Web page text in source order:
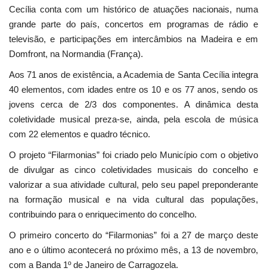
Cecília conta com um histórico de atuações nacionais, numa
grande parte do país, concertos em programas de rádio e
televisão, e participações em intercâmbios na Madeira e em
Domfront, na Normandia (França).
Aos 71 anos de existência, a Academia de Santa Cecília integra
40 elementos, com idades entre os 10 e os 77 anos, sendo os
jovens cerca de 2/3 dos componentes. A dinâmica desta
coletividade musical preza-se, ainda, pela escola de música
com 22 elementos e quadro técnico.
O projeto “Filarmonias” foi criado pelo Município com o objetivo
de divulgar as cinco coletividades musicais do concelho e
valorizar a sua atividade cultural, pelo seu papel preponderante
na formação musical e na vida cultural das populações,
contribuindo para o enriquecimento do concelho.
O primeiro concerto do “Filarmonias” foi a 27 de março deste
ano e o último acontecerá no próximo mês, a 13 de novembro,
com a Banda 1º de Janeiro de Carragozela.